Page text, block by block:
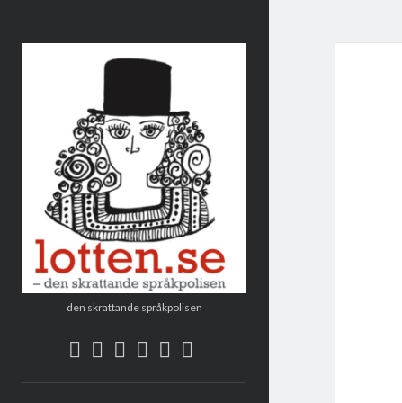
den skrattande språkpolisen
twitter
facebook
instagram
linkedin
rss